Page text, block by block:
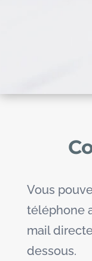
Vous
téléphone
mail
dessous.